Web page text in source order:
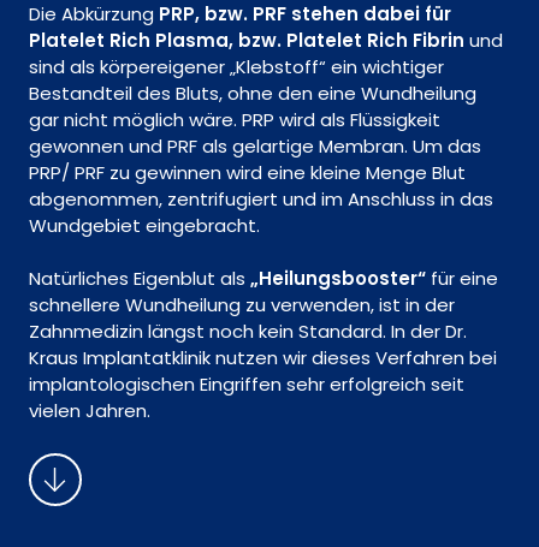
Die Abkürzung PRP, bzw. PRF stehen dabei für
Platelet Rich Plasma, bzw. Platelet Rich Fibrin und
sind als körpereigener „Klebstoff“ ein wichtiger
Bestandteil des Bluts, ohne den eine Wundheilung
gar nicht möglich wäre. PRP wird als Flüssigkeit
gewonnen und PRF als gelartige Membran. Um das
PRP/ PRF zu gewinnen wird eine kleine Menge Blut
abgenommen, zentrifugiert und im Anschluss in das
Wundgebiet eingebracht.
Natürliches Eigenblut als „Heilungsbooster“ für eine
schnellere Wundheilung zu verwenden, ist in der
Zahnmedizin längst noch kein Standard. In der Dr.
Kraus Implantatklinik nutzen wir dieses Verfahren bei
implantologischen Eingriffen sehr erfolgreich seit
vielen Jahren.